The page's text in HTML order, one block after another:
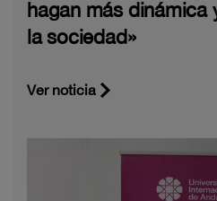
hagan más dinámica
la sociedad»
Ver noticia